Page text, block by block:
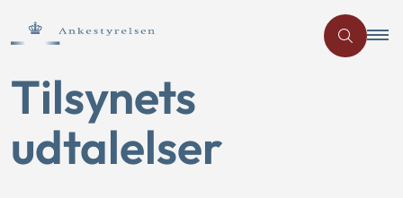
Tilsynets
udtalelser